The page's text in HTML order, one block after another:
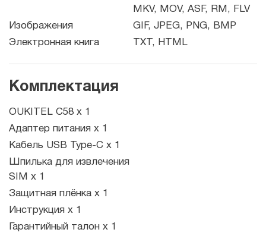
MKV, MOV, ASF, RM, FLV
Изображения
GIF, JPEG, PNG, BMP
Электронная книга
TXT, HTML
Комплектация
OUKITEL C58 x 1
Адаптер питания x 1
Кабель USB Type-C x 1
Шпилька для извлечения
SIM x 1
Защитная плёнка x 1
Инструкция x 1
Гарантийный талон x 1